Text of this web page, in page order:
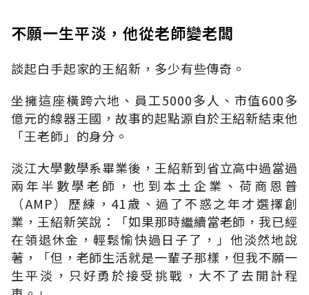
不願一生平淡，他從老師變老闆
談起白手起家的王紹新，多少有些傳奇。
坐擁這座橫跨六地、員工5000多人、市值600多
億元的線器王國，故事的起點源自於王紹新結束他
「王老師」的身分。
淡江大學數學系畢業後，王紹新到省立高中過當過
兩年半數學老師，也到本土企業、荷商恩普
（AMP）歷練，41歲、過了不惑之年才選擇創
業，王紹新笑說：「如果那時繼續當老師，我已經
在領退休金，輕鬆愉快過日子了，」他淡然地說
著，「但，老師生活就是一輩子那樣，但我不願一
生平淡，只好勇於接受挑戰，大不了去開計程